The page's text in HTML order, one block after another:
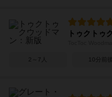
トゥクトゥ
2～7人 10分前後